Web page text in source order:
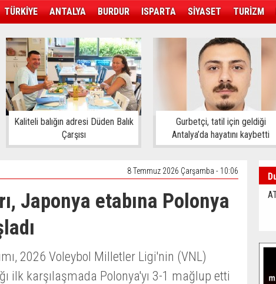
TÜRKİYE ANTALYA BURDUR ISPARTA SİYASET TURİZM
SAĞLIK EKONOMİ DÜNYA
Kaliteli balığın adresi Düden Balık
Çarşısı
Gurbetçi, tatil için geldiği
Antalya’da hayatını kaybetti
8 Temmuz 2026 Çarşamba - 10:06
Japonya etabına Polonya
2026 Voleybol Milletler Ligi'nin (VNL)
ilk karşılaşmada Polonya'yı 3-1 mağlup etti